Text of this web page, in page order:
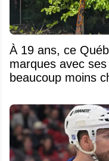
À 19 ans, ce
marques avec
beaucoup moins